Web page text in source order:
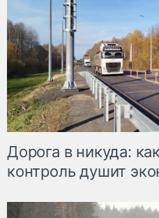
Дорога в никуда:
контроль душит